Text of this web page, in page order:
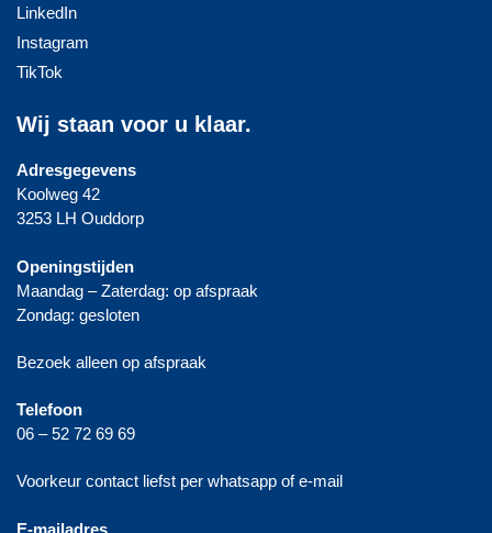
LinkedIn
Instagram
TikTok
Wij staan voor u klaar.
Adresgegevens
Koolweg 42
3253 LH Ouddorp
Openingstijden
Maandag – Zaterdag: op afspraak
Zondag: gesloten
Bezoek alleen op afspraak
Telefoon
06 – 52 72 69 69
Voorkeur contact liefst per whatsapp of e-mail
E-mailadres